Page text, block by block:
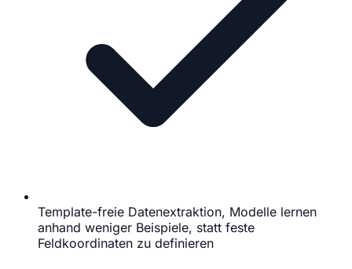
Template-freie Datenextraktion, Modelle lernen
anhand weniger Beispiele, statt feste
Feldkoordinaten zu definieren